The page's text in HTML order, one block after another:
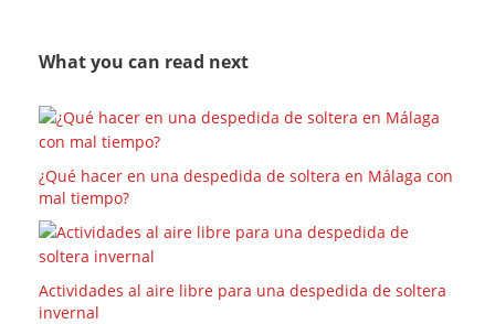
What you can read next
¿Qué hacer en una despedida de soltera en Málaga con
mal tiempo?
Actividades al aire libre para una despedida de soltera
invernal